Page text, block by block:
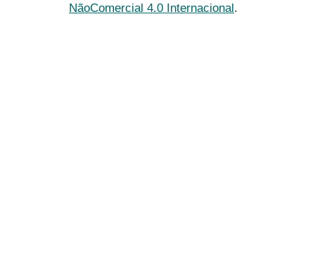
NãoComercial 4.0 Internacional.